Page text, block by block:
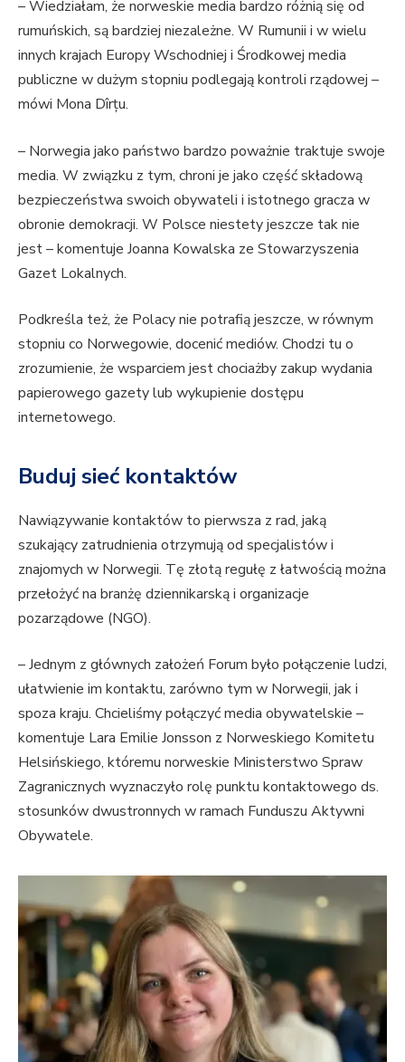
– Wiedziałam, że norweskie media bardzo różnią się od
rumuńskich, są bardziej niezależne. W Rumunii i w wielu
innych krajach Europy Wschodniej i Środkowej media
publiczne w dużym stopniu podlegają kontroli rządowej –
mówi Mona Dîrțu.
– Norwegia jako państwo bardzo poważnie traktuje swoje
media. W związku z tym, chroni je jako część składową
bezpieczeństwa swoich obywateli i istotnego gracza w
obronie demokracji. W Polsce niestety jeszcze tak nie
jest – komentuje Joanna Kowalska ze Stowarzyszenia
Gazet Lokalnych.
Podkreśla też, że Polacy nie potrafią jeszcze, w równym
stopniu co Norwegowie, docenić mediów. Chodzi tu o
zrozumienie, że wsparciem jest chociażby zakup wydania
papierowego gazety lub wykupienie dostępu
internetowego.
Buduj sieć kontaktów
Nawiązywanie kontaktów to pierwsza z rad, jaką
szukający zatrudnienia otrzymują od specjalistów i
znajomych w Norwegii. Tę złotą regułę z łatwością można
przełożyć na branżę dziennikarską i organizacje
pozarządowe (NGO).
– Jednym z głównych założeń Forum było połączenie ludzi,
ułatwienie im kontaktu, zarówno tym w Norwegii, jak i
spoza kraju. Chcieliśmy połączyć media obywatelskie –
komentuje Lara Emilie Jonsson z Norweskiego Komitetu
Helsińskiego, któremu norweskie Ministerstwo Spraw
Zagranicznych wyznaczyło rolę punktu kontaktowego ds.
stosunków dwustronnych w ramach Funduszu Aktywni
Obywatele.